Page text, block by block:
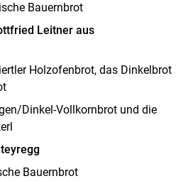
Bauernbrot
Leitner aus
Holzofenbrot, das Dinkelbrot
Dinkel-Vollkornbrot und die
Weckerl
Bauernbrot